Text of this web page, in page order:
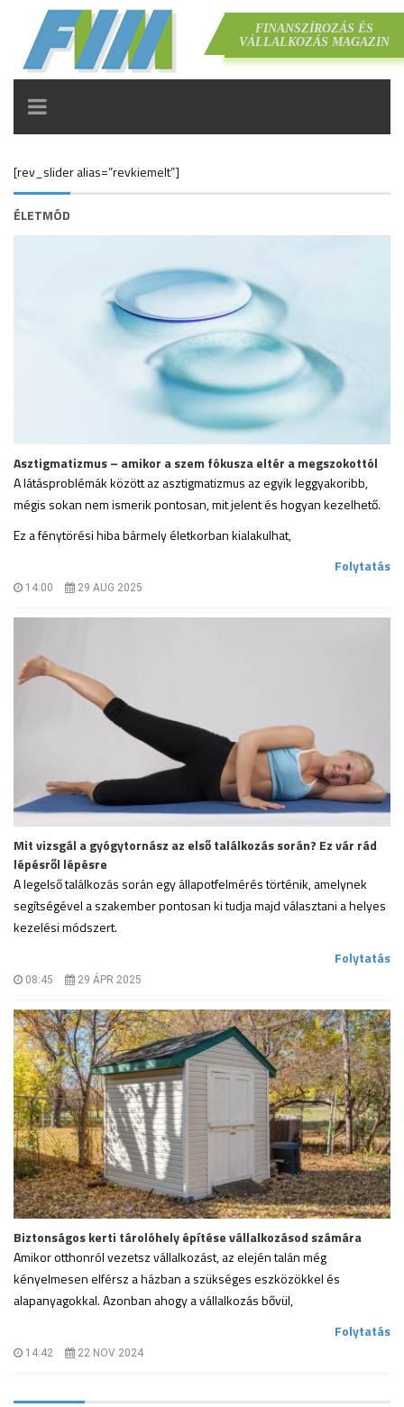
FINANSZÍROZÁS ÉS
VÁLLALKOZÁS MAGAZIN
TOGGLE
NAVIGATION
[rev_slider alias=”revkiemelt”]
ÉLETMÓD
Asztigmatizmus – amikor a szem fókusza eltér a megszokottól
A látásproblémák között az asztigmatizmus az egyik leggyakoribb,
mégis sokan nem ismerik pontosan, mit jelent és hogyan kezelhető.
Ez a fénytörési hiba bármely életkorban kialakulhat,
Folytatás
14:00 29 AUG 2025
Mit vizsgál a gyógytornász az első találkozás során? Ez vár rád
lépésről lépésre
A legelső találkozás során egy állapotfelmérés történik, amelynek
segítségével a szakember pontosan ki tudja majd választani a helyes
kezelési módszert.
Folytatás
08:45 29 ÁPR 2025
Biztonságos kerti tárolóhely építése vállalkozásod számára
Amikor otthonról vezetsz vállalkozást, az elején talán még
kényelmesen elférsz a házban a szükséges eszközökkel és
alapanyagokkal. Azonban ahogy a vállalkozás bővül,
Folytatás
14:42 22 NOV 2024